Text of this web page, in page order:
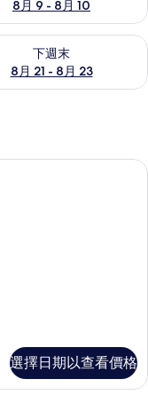
8月 9 - 8月 10
下週末
8月 21 - 8月 23
末 (8月 21 - 8月 23)
選擇日期以查看價格